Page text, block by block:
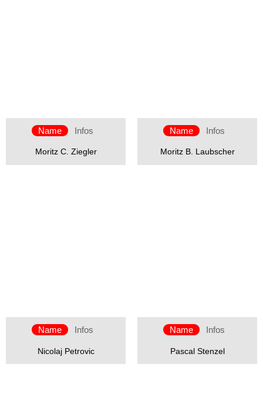
Name Infos
Moritz C. Ziegler
Name Infos
Moritz B. Laubscher
Name Infos
Nicolaj Petrovic
Name Infos
Pascal Stenzel